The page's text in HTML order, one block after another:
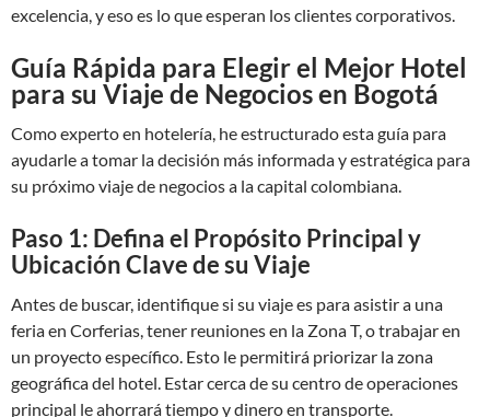
excelencia, y eso es lo que esperan los clientes corporativos.
Guía Rápida para Elegir el Mejor Hotel
para su Viaje de Negocios en Bogotá
Como experto en hotelería, he estructurado esta guía para
ayudarle a tomar la decisión más informada y estratégica para
su próximo viaje de negocios a la capital colombiana.
Paso 1: Defina el Propósito Principal y
Ubicación Clave de su Viaje
Antes de buscar, identifique si su viaje es para asistir a una
feria en Corferias, tener reuniones en la Zona T, o trabajar en
un proyecto específico. Esto le permitirá priorizar la zona
geográfica del hotel. Estar cerca de su centro de operaciones
principal le ahorrará tiempo y dinero en transporte.